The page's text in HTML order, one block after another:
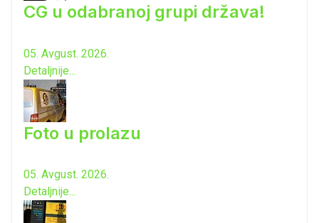
CG u odabranoj grupi država!
05. Avgust. 2026.
Detaljnije...
Foto u prolazu
05. Avgust. 2026.
Detaljnije...